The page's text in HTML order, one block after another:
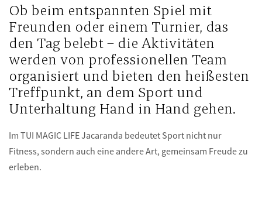
Ob beim entspannten Spiel mit
Freunden oder einem Turnier, das
den Tag belebt – die Aktivitäten
werden von professionellen Team
organisiert und bieten den heißesten
Treffpunkt, an dem Sport und
Unterhaltung Hand in Hand gehen.
Im TUI MAGIC LIFE Jacaranda bedeutet Sport nicht nur
Fitness, sondern auch eine andere Art, gemeinsam Freude zu
erleben.